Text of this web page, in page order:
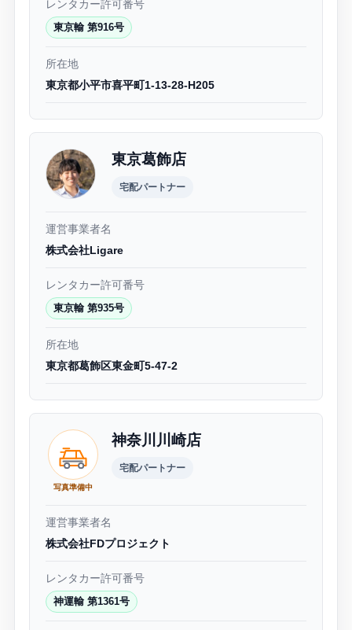
レンタカー許可番号
東京輸 第916号
所在地
東京都小平市喜平町1-13-28-H205
東京葛飾店
宅配パートナー
運営事業者名
株式会社Ligare
レンタカー許可番号
東京輸 第935号
所在地
東京都葛飾区東金町5-47-2
写真準備中
神奈川川崎店
宅配パートナー
運営事業者名
株式会社FDプロジェクト
レンタカー許可番号
神運輸 第1361号